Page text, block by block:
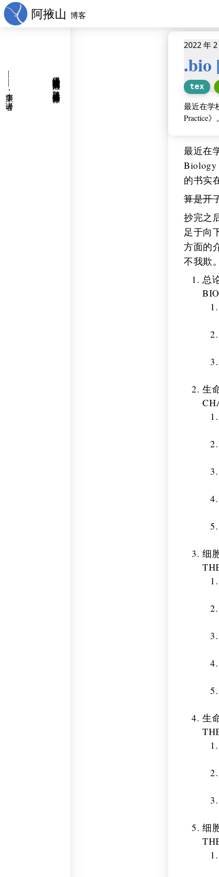
阿掖山 博客
保持译者光荣与骄傲的办法，就是译者本人保持谦卑。
——
李康，译者
2022 年
.bio
tex
最近在学
Practice
最近在
Biology
的书实
算是开
抄完之
足于向
方面的
不我欺
总
生
细
生
细